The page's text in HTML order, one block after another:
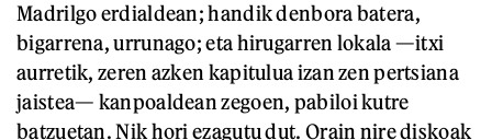
Madrilgo erdialdean; handik denbora batera,
bigarrena, urrunago; eta hirugarren lokala —itxi
aurretik, zeren azken kapitulua izan zen pertsiana
jaistea— kanpoaldean zegoen, pabiloi kutre
batzuetan. Nik hori ezagutu dut. Orain nire diskoak